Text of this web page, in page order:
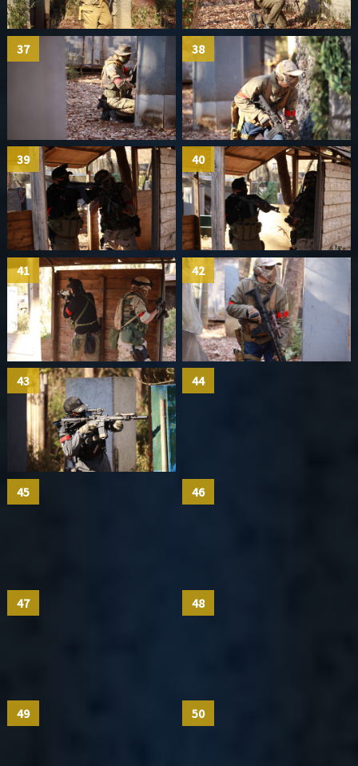
37 38
39 40
41 42
43 44
45 46
47 48
49 50